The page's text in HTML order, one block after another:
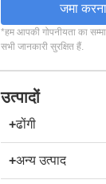
जमा करना
*हम आपकी गोपनीयता का
सभी जानकारी सुरक्षित हैं.
उत्पादों
+ढोंगी
+अन्य उत्पाद